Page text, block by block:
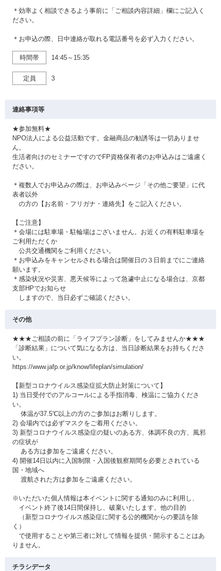
＊効率よく相談できるよう事前に「ご相談内容詳細」欄にご記入く
ださい。
＊お申込の際、日中連絡が取れる電話番号を必ず入力ください。
時間帯 14:45～15:35
定員 3
連絡事項等
★参加無料★
NPO法人による公益活動です。金融商品の勧誘等は一切ありませ
ん。
生活者向けのセミナーですのでFP資格保有者のお申込みはご遠慮く
ださい。
＊複数人でお申込みの際は、お申込みページ「その他ご要望」に代
表者以外
の方の【お名前・フリガナ・連絡先】をご記入ください。
【ご注意】
＊会場には駐車場・駐輪場はございません。お近くの有料駐車場を
ご利用ただくか
公共交通機関をご利用ください。
＊お申込みをキャンセルされる場合は開催日の３日前までにご連絡
願います。
＊感染状況や災害、悪天候等によって急遽中止になる場合は、京都
支部HPでお知らせ
しますので、当日必ずご確認ください。
その他
★★★ご相談の前に「ライフプラン診断」をしてみませんか★★★
「診断結果」について気になる方は、当日診断結果をお持ちくださ
い。
https://www.jafp.or.jp/know/lifeplan/simulation/
【新型コロナウイルス感染症拡大防止対策について】
1) 当日受付でのアルコールによる手指消毒、検温にご協力くださ
い。
体温が37.5℃以上の方のご参加はお断りします。
2) 会場内では必ずマスクをご着用ください。
3) 新型コロナウイルス感染症の疑いのある方、体調不良の方、風邪
の症状が
ある方は参加をご遠慮ください。
4) 開催14日以内に入国制限・入国後観察期間を必要とされている
国・地域へ
渡航された方は参加をご遠慮ください。
※いただいた個人情報は本イベントに関する通知のみに利用し、
イベント終了後14日間保持し、破棄いたします。他の目的
（新型コロナウイルス感染症に関する公的機関からの要請を除
く）
で使用することや第三者に対して情報を提供・開示することはあ
りません。
チラシデータ